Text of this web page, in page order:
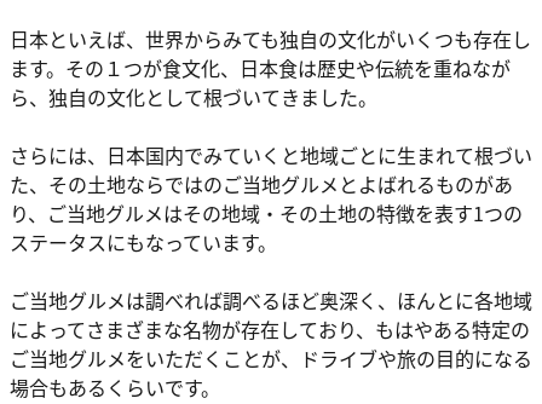
日本といえば、世界からみても独自の文化がいくつも存在し
ます。その１つが食文化、日本食は歴史や伝統を重ねなが
ら、独自の文化として根づいてきました。
さらには、日本国内でみていくと地域ごとに生まれて根づい
た、その土地ならではのご当地グルメとよばれるものがあ
り、ご当地グルメはその地域・その土地の特徴を表す1つの
ステータスにもなっています。
ご当地グルメは調べれば調べるほど奥深く、ほんとに各地域
によってさまざまな名物が存在しており、もはやある特定の
ご当地グルメをいただくことが、ドライブや旅の目的になる
場合もあるくらいです。